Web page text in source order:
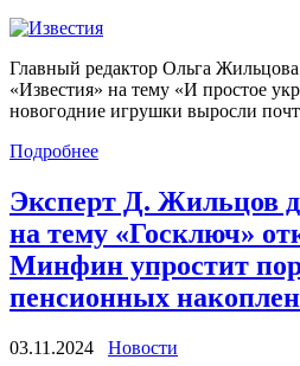
Главный редактор Ольга
«Известия» на тему «И простое
новогодние игрушки выросли
Подробнее
Эксперт Д. Жильцов
на тему «Госключ»
Минфин упростит
пенсионных
03.11.2024
Новости